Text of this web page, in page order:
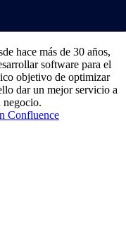
hace más de 30 años,
software para el
objetivo de optimizar
dar un mejor servicio a
negocio.
Confluence